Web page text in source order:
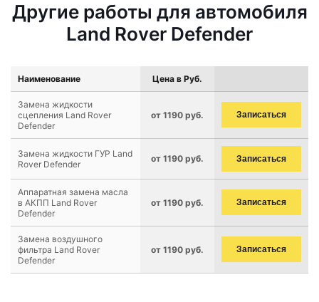
Другие работы для автомобиля
Land Rover Defender
Наименование Цена в Руб.
Замена жидкости
сцепления Land Rover
Defender
от 1190 руб. Записаться
Замена жидкости ГУР Land
Rover Defender
от 1190 руб. Записаться
Аппаратная замена масла
в АКПП Land Rover
Defender
от 1190 руб. Записаться
Замена воздушного
фильтра Land Rover
Defender
от 1190 руб. Записаться